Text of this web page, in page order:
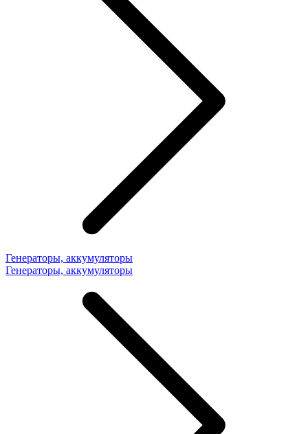
Генераторы, аккумуляторы
Генераторы, аккумуляторы